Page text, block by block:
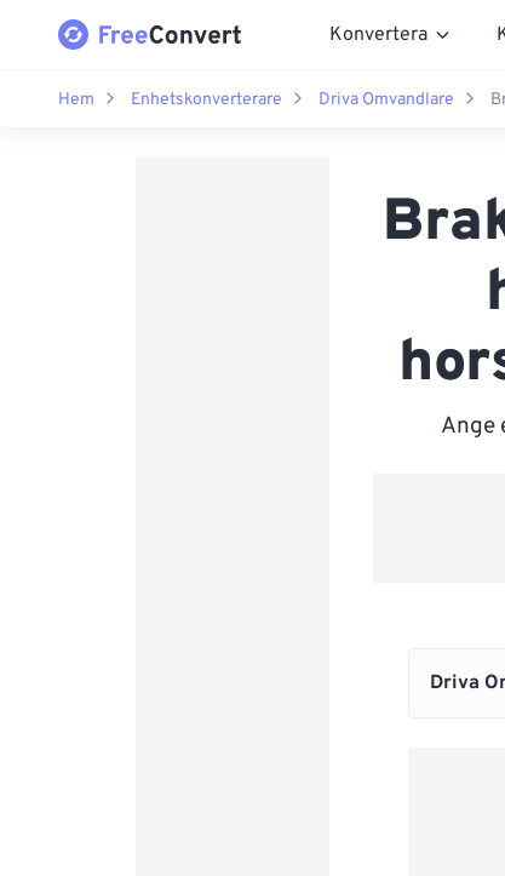
Konvertera
Hem Enhetskonverterare Driva Omvandlare
Ange